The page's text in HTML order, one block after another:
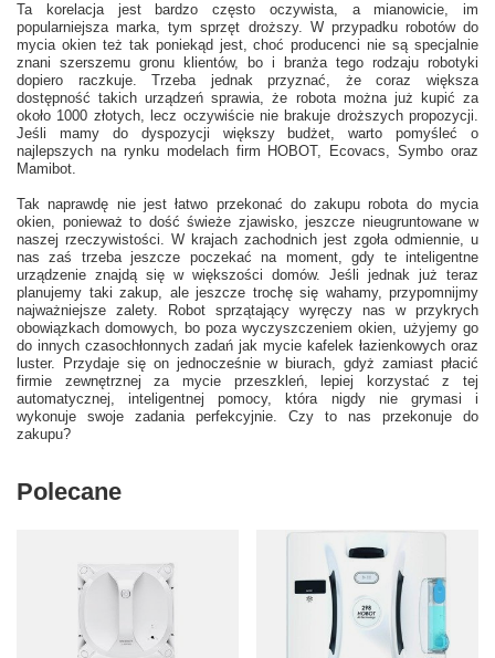
Ta korelacja jest bardzo często oczywista, a mianowicie, im
popularniejsza marka, tym sprzęt droższy. W przypadku robotów do
mycia okien też tak poniekąd jest, choć producenci nie są specjalnie
znani szerszemu gronu klientów, bo i branża tego rodzaju robotyki
dopiero raczkuje. Trzeba jednak przyznać, że coraz większa
dostępność takich urządzeń sprawia, że robota można już kupić za
około 1000 złotych, lecz oczywiście nie brakuje droższych propozycji.
Jeśli mamy do dyspozycji większy budżet, warto pomyśleć o
najlepszych na rynku modelach firm HOBOT, Ecovacs, Symbo oraz
Mamibot.
Tak naprawdę nie jest łatwo przekonać do zakupu robota do mycia
okien, ponieważ to dość świeże zjawisko, jeszcze nieugruntowane w
naszej rzeczywistości. W krajach zachodnich jest zgoła odmiennie, u
nas zaś trzeba jeszcze poczekać na moment, gdy te inteligentne
urządzenie znajdą się w większości domów. Jeśli jednak już teraz
planujemy taki zakup, ale jeszcze trochę się wahamy, przypomnijmy
najważniejsze zalety. Robot sprzątający wyręczy nas w przykrych
obowiązkach domowych, bo poza wyczyszczeniem okien, użyjemy go
do innych czasochłonnych zadań jak mycie kafelek łazienkowych oraz
luster. Przydaje się on jednocześnie w biurach, gdyż zamiast płacić
firmie zewnętrznej za mycie przeszkleń, lepiej korzystać z tej
automatycznej, inteligentnej pomocy, która nigdy nie grymasi i
wykonuje swoje zadania perfekcyjnie. Czy to nas przekonuje do
zakupu?
Polecane